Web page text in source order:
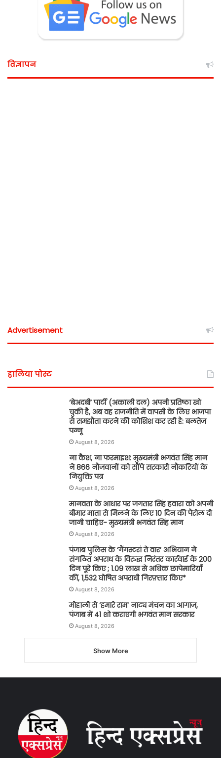
विज्ञापन
Advertisement
हालिया पोस्ट
‘बेअदबी’ पार्टी (अकाली दल) अपनी प्रतिष्ठा खो
चुकी है, अब वह राजनीति में वापसी के लिए भाजपा
से समझौता करने की कोशिश कर रही है: बलतेज
पन्नू
August 8, 2026
ना कैश, ना फरमाइश: मुख्यमंत्री भगवंत सिंह मान
ने 866 नौजवानों को सौंपे सरकारी नौकरियों के
नियुक्ति पत्र
August 8, 2026
मानवता के आधार पर जगतार सिंह हवारा को अपनी
बीमार माता से मिलने के लिए 10 दिन की पैरोल दी
जानी चाहिए- मुख्यमंत्री भगवंत सिंह मान
August 8, 2026
पंजाब पुलिस के ‘गैंगस्टरां ते वार’ अभियान ने
संगठित अपराध के विरुद्ध निरंतर कार्रवाई के 200
दिन पूरे किए ; 1.09 लाख से अधिक छापेमारियाँ
कीं, 1,532 घोषित अपराधी गिरफ़्तार किए*
August 8, 2026
मोहाली से ‘हमारे राम’ नाट्य मंचन का आगाज,
पंजाब में 41 शो कराएगी भगवंत मान सरकार
August 8, 2026
Show More